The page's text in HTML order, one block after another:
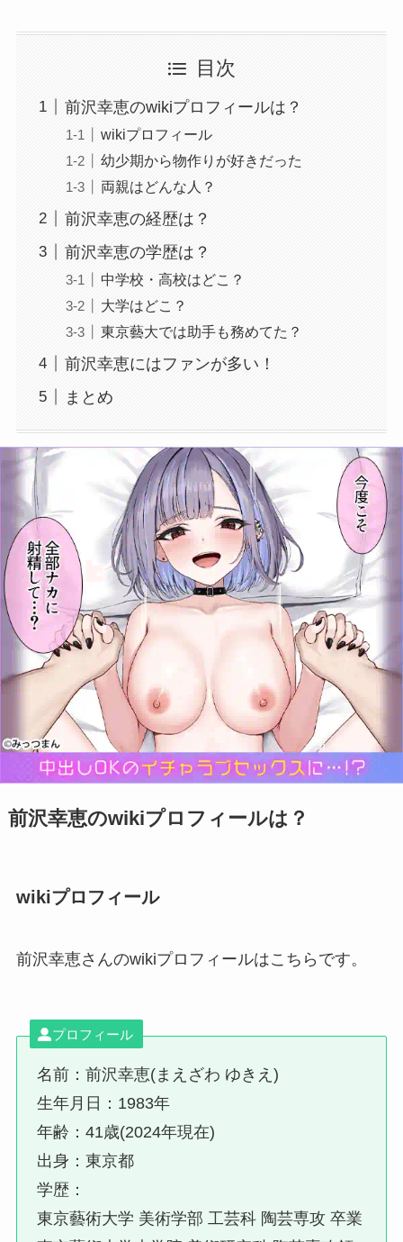
目次
前沢幸恵のwikiプロフィールは？
wikiプロフィール
幼少期から物作りが好きだった
両親はどんな人？
前沢幸恵の経歴は？
前沢幸恵の学歴は？
中学校・高校はどこ？
大学はどこ？
東京藝大では助手も務めてた？
前沢幸恵にはファンが多い！
まとめ
前沢幸恵のwikiプロフィールは？
wikiプロフィール
前沢幸恵さんのwikiプロフィールはこちらです。
プロフィール
名前：前沢幸恵(まえざわ ゆきえ)
生年月日：1983年
年齢：41歳(2024年現在)
出身：東京都
学歴：
東京藝術大学 美術学部 工芸科 陶芸専攻 卒業